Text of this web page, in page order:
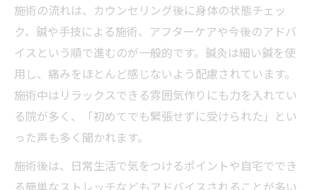
施術の流れは、カウンセリング後に身体の状態チェッ
ク、鍼や手技による施術、アフターケアや今後のアドバ
イスという順で進むのが一般的です。鍼灸は細い鍼を使
用し、痛みをほとんど感じないよう配慮されています。
施術中はリラックスできる雰囲気作りにも力を入れてい
る院が多く、「初めてでも緊張せずに受けられた」とい
った声も多く聞かれます。
施術後は、日常生活で気をつけるポイントや自宅ででき
る簡単なストレッチなどもアドバイスされることが多い